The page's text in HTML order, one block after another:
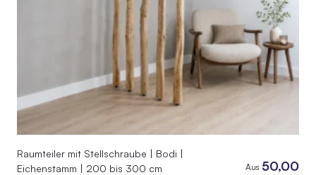
Raumteiler mit Stellschraube | Bodi |
Eichenstamm | 200 bis 300 cm
Aus 50,00